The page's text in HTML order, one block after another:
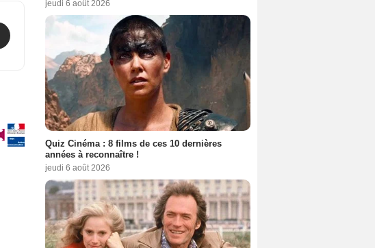
jeudi 6 août 2026
Quiz Cinéma : 8 films de ces 10 dernières
années à reconnaître !
jeudi 6 août 2026